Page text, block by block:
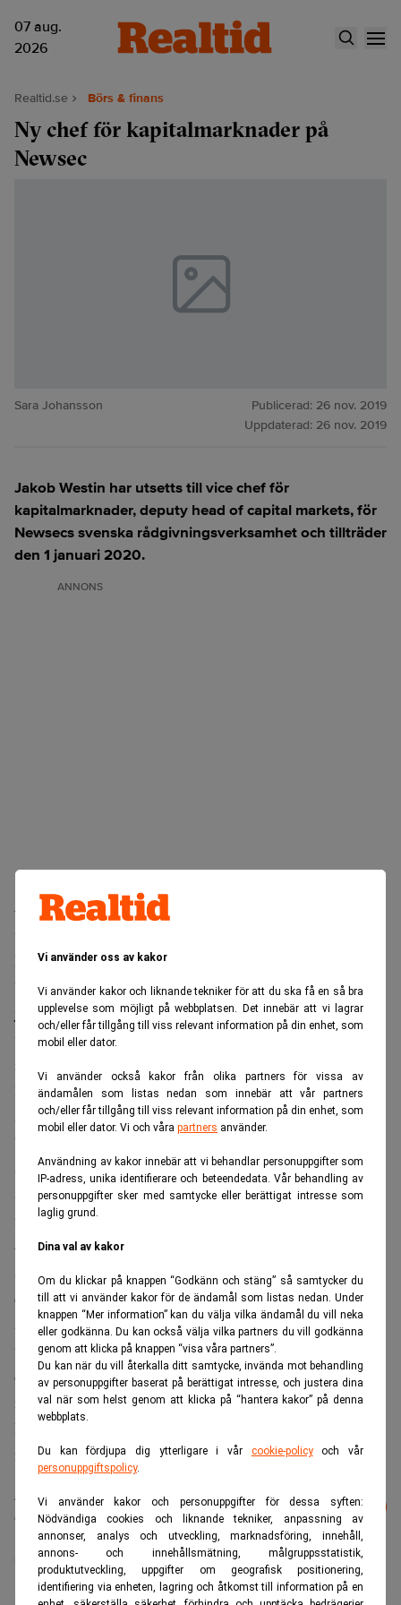
Vi använder oss av kakor
Vi använder kakor och liknande tekniker för att du ska få en så bra
upplevelse som möjligt på webbplatsen. Det innebär att vi lagrar
och/eller får tillgång till viss relevant information på din enhet, som
mobil eller dator.
Vi använder också kakor från olika partners för vissa av
ändamålen som listas nedan som innebär att vår partners
och/eller får tillgång till viss relevant information på din enhet, som
mobil eller dator. Vi och våra partners använder.
Användning av kakor innebär att vi behandlar personuppgifter som
IP-adress, unika identifierare och beteendedata. Vår behandling av
personuppgifter sker med samtycke eller berättigat intresse som
laglig grund.
Dina val av kakor
Om du klickar på knappen “Godkänn och stäng” så samtycker du
till att vi använder kakor för de ändamål som listas nedan. Under
knappen “Mer information” kan du välja vilka ändamål du vill neka
eller godkänna. Du kan också välja vilka partners du vill godkänna
genom att klicka på knappen “visa våra partners”.
Du kan när du vill återkalla ditt samtycke, invända mot behandling
av personuppgifter baserat på berättigat intresse, och justera dina
val när som helst genom att klicka på “hantera kakor” på denna
webbplats.
Du kan fördjupa dig ytterligare i vår cookie-policyoch vår
personuppgiftspolicy.
Vi använder kakor och personuppgifter för dessa syften:
Nödvändiga cookies och liknande tekniker, anpassning av
annonser, analys och utveckling, marknadsföring, innehåll,
annons- och innehållsmätning, målgruppsstatistik,
produktutveckling, uppgifter om geografisk positionering,
identifiering via enheten, lagring och åtkomst till information på en
07 aug.
2026
Realtid.se Börs & finans
Ny chef för kapitalmarknader på
Newsec
Sara Johansson Publicerad: 26 nov. 2019
Uppdaterad: 26 nov. 2019
Jakob Westin har utsetts till vice chef för
kapitalmarknader, deputy head of capital markets, för
Newsecs svenska rådgivningsverksamhet och tillträder
den 1 januari 2020.
ANNONS
– Det känns kul och inspirerande att vara med och
utveckla teamet ytterligare i kombination med ett fortsatt
kund- och affärsfokus, säger Jakob Westin, som snart
börjar sin nya tjänst som
jacobwestin.jpeg
vice chef för kapitalmarknader på Newsecs svenska
rådgivningsverksamhet.
Han har arbetat på Newsec sedan 2010 och är partner i den
svenska rådgivningsverksamheten.
”I sin nya roll kommer han att fortsätta axla ett stort
affärsansvar men även bli personalansvarig för teamets
Senior Associates och Associates”, framgår det av
företagets pressmeddelande.
– I och med Jakobs nya roll kommer jag att kunna lägga
ännu mer tid åt affären, vilket jag ser fram emot och
definitivt kommer att komma våra kunder till gagn. Jag har
alltid brunnit för hantverket och genomförandet i våra
transaktioner, det är det roligaste jag vet. Vi planerar
dessutom att fortsätta växa teamet med ett par seniora
rekryteringar den närmaste tiden, säger Dan Sandstedt,
kapitalmarknadschef och partner på Newsecs svenska
rådgivningsverksamhet.
Läs mer från Realtid - vårt nyhetsbrev
är kostnadsfritt:
Prenumerera
Newsec